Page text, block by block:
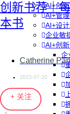
AI+创
AI+管
AI+设计
企业敏
AI+创
企
创新书荐｜
本书
Catherine Pan
2023-07-20
+ 关注